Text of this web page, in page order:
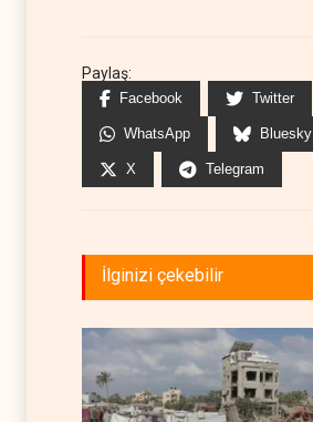
Paylaş:
Facebook Twitter
WhatsApp Bluesky
X Telegram
İlginizi çekebilir